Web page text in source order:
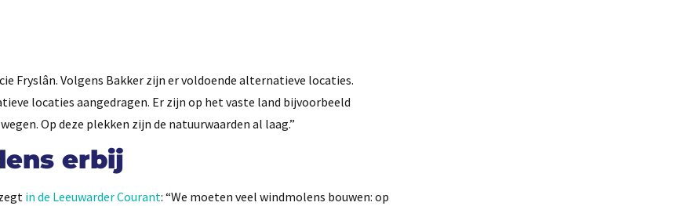
Fryslân. Volgens Bakker zijn er voldoende alternatieve locaties.
locaties aangedragen. Er zijn op het vaste land bijvoorbeeld
Op deze plekken zijn de natuurwaarden al laag.”
erbij
in de Leeuwarder Courant: “We moeten veel windmolens bouwen: op